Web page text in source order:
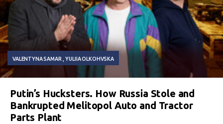
VALENTYNA SAMAR YULIIA OLKOHVSKA
Putin’s Hucksters. How Russia Stole and
Bankrupted Melitopol Auto and Tractor
Parts Plant